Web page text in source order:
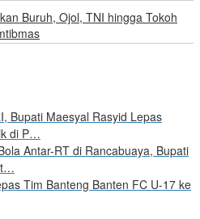
Buruh, Ojol, TNI hingga Tokoh
Bupati Maesyal Rasyid Lepas
di P…
Antar-RT di Rancabuaya, Bupati
Tim Banteng Banten FC U-17 ke